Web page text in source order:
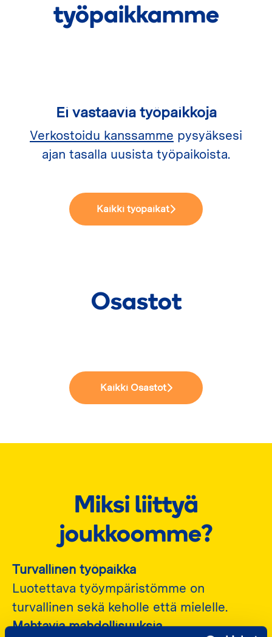
työpaikkamme
Ei vastaavia työpaikkoja
Verkostoidu kanssamme pysyäksesi
ajan tasalla uusista työpaikoista.
Kaikki työpaikat
Osastot
Kaikki Osastot
Miksi liittyä
joukkoomme?
Turvallinen työpaikka
Luotettava työympäristömme on
turvallinen sekä keholle että mielelle.
Mahtavia mahdollisuuksia